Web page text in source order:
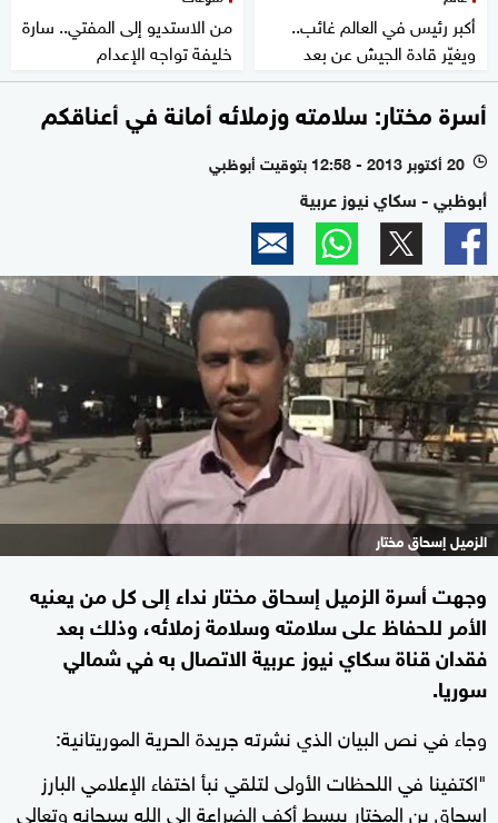
أكبر رئيس في العالم غائب..
ويغيّر قادة الجيش عن بعد
من الاستديو إلى المفتي.. سارة
خليفة تواجه الإعدام
أسرة مختار: سلامته وزملائه أمانة في أعناقكم
l 20 أكتوبر 2013 - 12:58 بتوقيت أبوظبي
أبوظبي - سكاي نيوز عربية
الزميل إسحاق مختار
وجهت أسرة الزميل إسحاق مختار نداء إلى كل من يعنيه
الأمر للحفاظ على سلامته وسلامة زملائه، وذلك بعد
فقدان قناة سكاي نيوز عربية الاتصال به في شمالي
سوريا.
وجاء في نص البيان الذي نشرته جريدة الحرية الموريتانية:
"اكتفينا في اللحظات الأولى لتلقي نبأ اختفاء الإعلامي البارز
إسحاق بن المختار ببسط أكف الضراعة إلى الله سبحانه وتعالى